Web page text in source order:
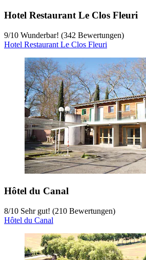
Hotel Restaurant Le Clos Fleuri
9/10 Wunderbar! (342 Bewertungen)
Hotel Restaurant Le Clos Fleuri
Hôtel du Canal
8/10 Sehr gut! (210 Bewertungen)
Hôtel du Canal